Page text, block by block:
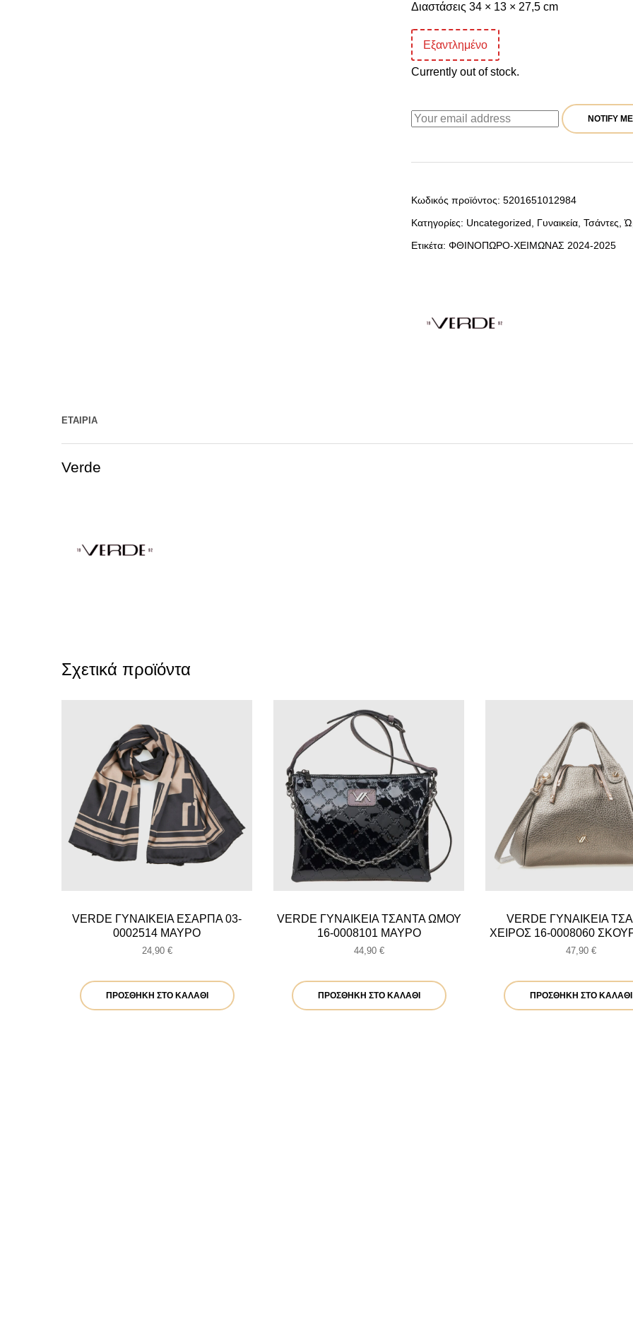
Διαστάσεις 34 × 13 × 27,5 cm
Εξαντλημένο
Currently out of stock.
NOTIFY ME
Κωδικός προϊόντος: 5201651012984
Κατηγορίες: Uncategorized, Γυναικεία, Τσάντες,
Ετικέτα: ΦΘΙΝΟΠΩΡΟ-ΧΕΙΜΩΝΑΣ 2024-2025
ΕΤΑΙΡΊΑ
Verde
Σχετικά προϊόντα
VERDE ΓΥΝΑΙΚΕΙΑ ΕΣΑΡΠΑ 03-
0002514 ΜΑΥΡΟ
24,90 €
ΠΡΟΣΘΉΚΗ ΣΤΟ ΚΑΛΆΘΙ
VERDE ΓΥΝΑΙΚΕΙΑ ΤΣΑΝΤΑ ΩΜΟΥ
16-0008101 ΜΑΥΡΟ
44,90 €
ΠΡΟΣΘΉΚΗ ΣΤΟ ΚΑΛΆΘΙ
VERDE ΓΥΝΑΙΚΕΙΑ
ΧΕΙΡΟΣ 16-0008060
47,90 €
ΠΡΟΣΘΉΚΗ ΣΤΟ ΚΑΛΆΘΙ